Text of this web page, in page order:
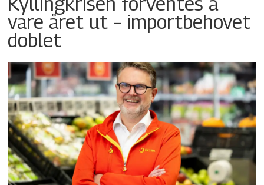
vare året ut – importbehovet
doblet